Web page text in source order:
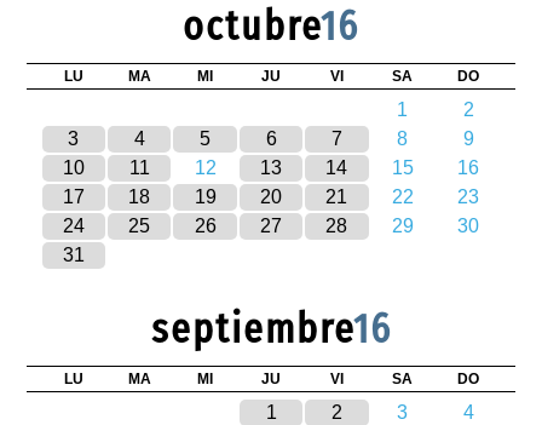
octubre16
LU MA MI JU VI SA DO
1
2
3
4 5 6 7 8
9
10
11 12 13 14 15
16
17
18 19 20 21 22
23
24
25 26 27 28 29
30
31
septiembre16
LU MA MI JU VI SA DO
1 2 3
4